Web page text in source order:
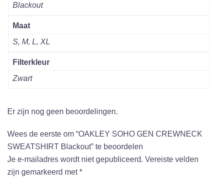
Blackout
Maat
S, M, L, XL
Filterkleur
Zwart
Er zijn nog geen beoordelingen.
Wees de eerste om “OAKLEY SOHO GEN CREWNECK
SWEATSHIRT Blackout” te beoordelen
Je e-mailadres wordt niet gepubliceerd. Vereiste velden
zijn gemarkeerd met*